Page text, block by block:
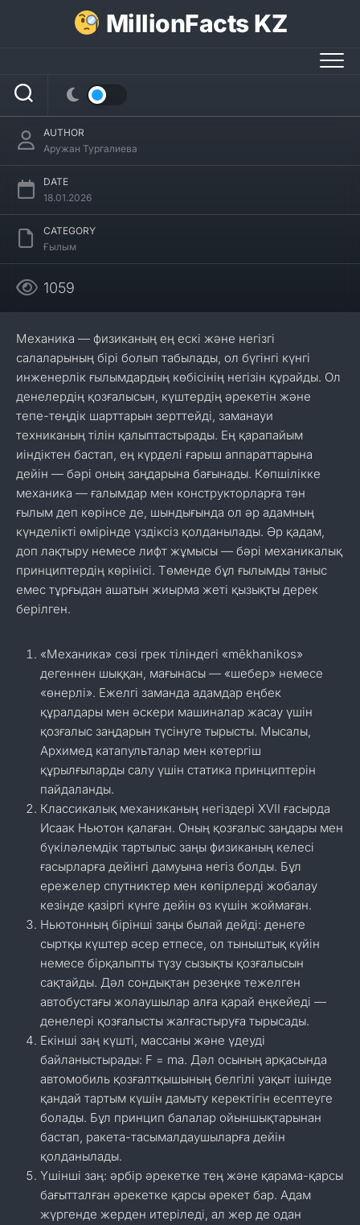
MillionFacts KZ
AUTHOR
Аружан Тургалиева
DATE
18.01.2026
CATEGORY
Ғылым
1059
Механика — физиканың ең ескі және негізгі
салаларының бірі болып табылады, ол бүгінгі күнгі
инженерлік ғылымдардың көбісінің негізін құрайды. Ол
денелердің қозғалысын, күштердің әрекетін және
тепе-теңдік шарттарын зерттейді, заманауи
техниканың тілін қалыптастырады. Ең қарапайым
иіндіктен бастап, ең күрделі ғарыш аппараттарына
дейін — бәрі оның заңдарына бағынады. Көпшілікке
механика — ғалымдар мен конструкторларға тән
ғылым деп көрінсе де, шындығында ол әр адамның
күнделікті өмірінде үздіксіз қолданылады. Әр қадам,
доп лақтыру немесе лифт жұмысы — бәрі механикалық
принциптердің көрінісі. Төменде бұл ғылымды таныс
емес тұрғыдан ашатын жиырма жеті қызықты дерек
берілген.
«Механика» сөзі грек тіліндегі «mēkhanikos»
дегеннен шыққан, мағынасы — «шебер» немесе
«өнерлі». Ежелгі заманда адамдар еңбек
құралдары мен әскери машиналар жасау үшін
қозғалыс заңдарын түсінуге тырысты. Мысалы,
Архимед катапульталар мен көтергіш
құрылғыларды салу үшін статика принциптерін
пайдаланды.
Классикалық механиканың негіздері XVII ғасырда
Исаак Ньютон қалаған. Оның қозғалыс заңдары мен
бүкіләлемдік тартылыс заңы физиканың келесі
ғасырларға дейінгі дамуына негіз болды. Бұл
ережелер спутниктер мен көпірлерді жобалау
кезінде қазіргі күнге дейін өз күшін жоймаған.
Ньютонның бірінші заңы былай дейді: денеге
сыртқы күштер әсер етпесе, ол тыныштық күйін
немесе бірқалыпты түзу сызықты қозғалысын
сақтайды. Дәл сондықтан резеңке тежелген
автобустағы жолаушылар алға қарай еңкейеді —
денелері қозғалысты жалғастыруға тырысады.
Екінші заң күшті, массаны және үдеуді
байланыстырады: F = ma. Дәл осының арқасында
автомобиль қозғалтқышының белгілі уақыт ішінде
қандай тартым күшін дамыту керектігін есептеуге
болады. Бұл принцип балалар ойыншықтарынан
бастап, ракета-тасымалдаушыларға дейін
қолданылады.
Үшінші заң: әрбір әрекетке тең және қарама-қарсы
бағытталған әрекетке қарсы әрекет бар. Адам
жүргенде жерден итеріледі, ал жер де одан